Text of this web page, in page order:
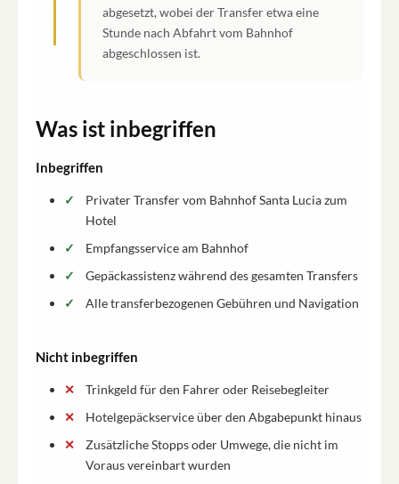
abgesetzt, wobei der Transfer etwa eine
Stunde nach Abfahrt vom Bahnhof
abgeschlossen ist.
Was ist inbegriffen
Inbegriffen
Privater Transfer vom Bahnhof Santa Lucia zum
Hotel
Empfangsservice am Bahnhof
Gepäckassistenz während des gesamten Transfers
Alle transferbezogenen Gebühren und Navigation
Nicht inbegriffen
Trinkgeld für den Fahrer oder Reisebegleiter
Hotelgepäckservice über den Abgabepunkt hinaus
Zusätzliche Stopps oder Umwege, die nicht im
Voraus vereinbart wurden